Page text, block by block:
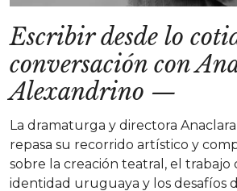
Escribir desde lo
conversación con
Alexandrino —
La dramaturga y directora
repasa su recorrido artístico y
sobre la creación teatral, el trabajo
identidad uruguaya y los desafíos